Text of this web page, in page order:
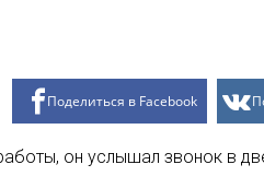
Поделиться в Facebook
он услышал звонок в